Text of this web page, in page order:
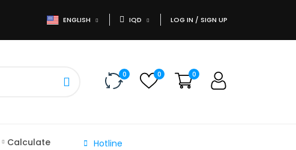
ENGLISH IQD LOG IN / SIGN UP
0 0 0
Calculate Hotline